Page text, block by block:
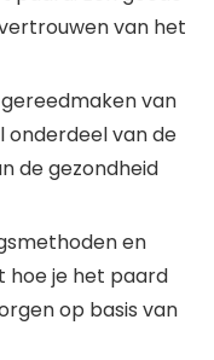
van het
van
onderdeel van de
de gezondheid
en
hoe je het paard
op basis van